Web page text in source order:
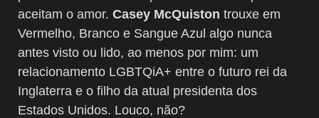
aceitam o amor. Casey McQuiston trouxe em
Vermelho, Branco e Sangue Azul algo nunca
antes visto ou lido, ao menos por mim: um
relacionamento LGBTQiA+ entre o futuro rei da
Inglaterra e o filho da atual presidenta dos
Estados Unidos. Louco, não?